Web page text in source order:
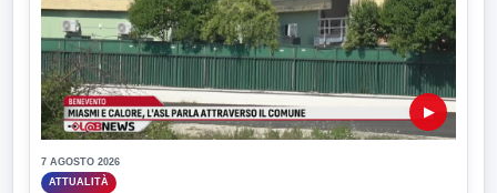
▶
7 AGOSTO 2026
ATTUALITÀ